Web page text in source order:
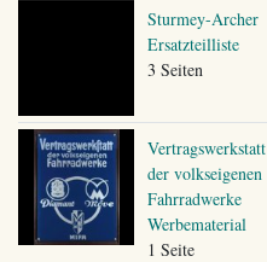
Sturmey-Archer
Ersatzteilliste
3 Seiten
Vertragswerkstatt
der volkseigenen
Fahrradwerke
Werbematerial
1 Seite